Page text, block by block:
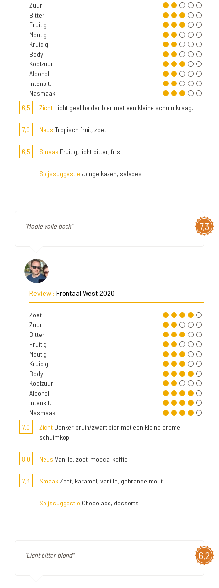
Zuur
Bitter
Fruitig
Moutig
Kruidig
Body
Koolzuur
Alcohol
Intensit.
Nasmaak
6,5
Zicht Licht geel helder bier met een kleine schuimkraag.
7,0 Neus Tropisch fruit, zoet
6,5 Smaak Fruitig, licht bitter, fris
Spijssuggestie Jonge kazen, salades
7,3
"Mooie volle bock"
Review : Frontaal West 2020
Zoet
Zuur
Bitter
Fruitig
Moutig
Kruidig
Body
Koolzuur
Alcohol
Intensit.
Nasmaak
7,0
Zicht Donker bruin/zwart bier met een kleine creme
schuimkop.
8,0 Neus Vanille, zoet, mocca, koffie
7,3 SmaakZoet, karamel, vanille, gebrande mout
Spijssuggestie Chocolade, desserts
6,2
"Licht bitter blond"